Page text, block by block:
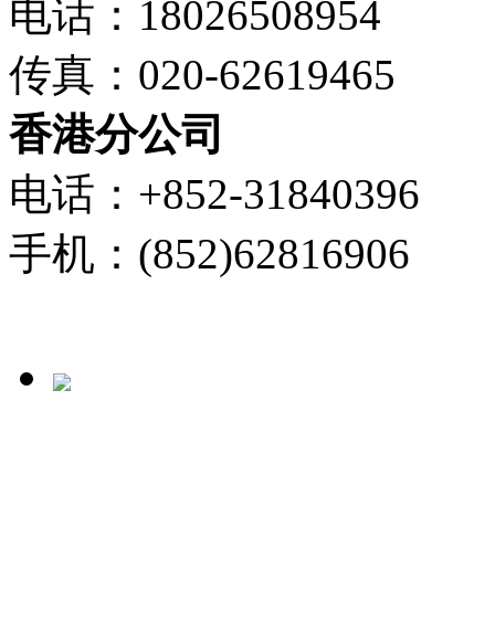
电话：18026508954
传真：020-62619465
香港分公司
电话：+852-31840396
手机：(852)62816906